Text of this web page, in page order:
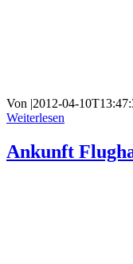
Von |2012-04-
Weiterlesen
Ankunft